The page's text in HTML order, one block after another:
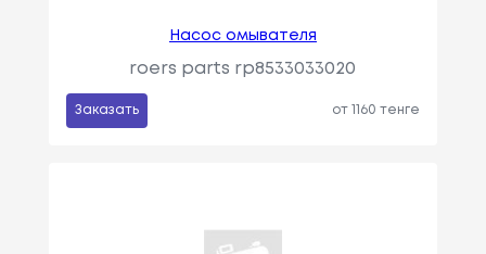
Насос омывателя
roers parts rp8533033020
Заказать от 1160 тенге